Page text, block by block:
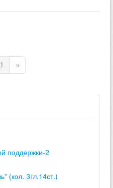
1 »
поддержки-2
(кол. 3гл.14ст.)